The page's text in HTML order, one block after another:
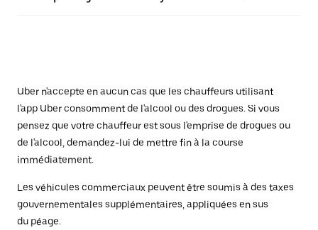
Uber n'accepte en aucun cas que les chauffeurs utilisant
l'app Uber consomment de l'alcool ou des drogues. Si vous
pensez que votre chauffeur est sous l'emprise de drogues ou
de l'alcool, demandez-lui de mettre fin à la course
immédiatement.
Les véhicules commerciaux peuvent être soumis à des taxes
gouvernementales supplémentaires, appliquées en sus
du péage.